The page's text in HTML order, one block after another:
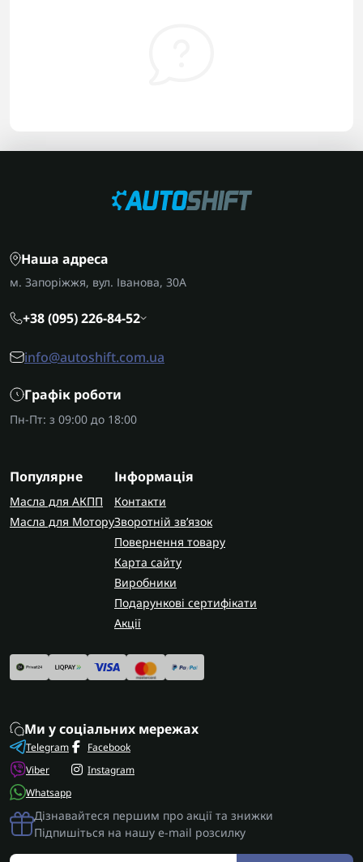
Наша адреса
м. Запоріжжя, вул. Іванова, 30А
+38 (095) 226-84-52
info@autoshift.com.ua
Графік роботи
Пн-Пт: з 09:00 до 18:00
Популярне
Масла для АКПП
Масла для Мотору
Інформація
Контакти
Зворотній зв’язок
Повернення товару
Карта сайту
Виробники
Подарункові сертифікати
Акції
Ми у соціальних мережах
Telegram
Viber
Whatsapp
Facebook
Instagram
Дізнавайтеся першим про акції та знижки
Підпишіться на нашу e-mail розсилку